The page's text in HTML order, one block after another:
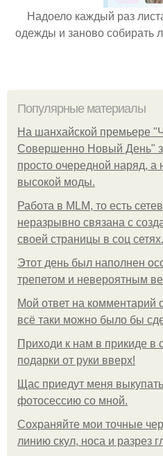
Надоело каждый раз
одежды и заново собирать
Популярные материалы
На шанхайской премьере
Совершенно Новый День"
просто очередной наряд, а
высокой моды.
Работа в MLM, то есть
неразрывно связана с
своей страницы в соц сетях.
Этот день был наполнен
трепетом и невероятным
Мой ответ на комментарий
всё таки можно было бы
Приходи к нам в прикиде в
подарки от руки вверх!
Щас приедут меня
фотосессию со мной.
Сохраняйте мои точные
линию скул, носа и разрез